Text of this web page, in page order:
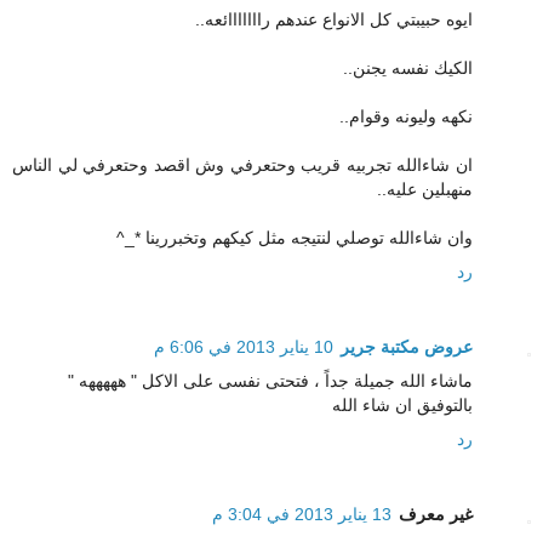
ايوه حبيبتي كل الانواع عندهم رااااااائعه..
الكيك نفسه يجنن..
نكهه وليونه وقوام..
ان شاءالله تجربيه قريب وحتعرفي وش اقصد وحتعرفي لي الناس
منهبلين عليه..
وان شاءالله توصلي لنتيجه مثل كيكهم وتخبررينا *_^
رد
عروض مكتبة جرير
10 يناير 2013 في 6:06 م
ماشاء الله جميلة جداً ، فتحتى نفسى على الاكل " هههههه "
بالتوفيق ان شاء الله
رد
غير معرف 13 يناير 2013 في 3:04 م